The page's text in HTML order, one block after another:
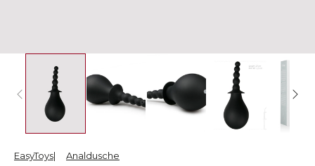
EasyToys Analdusche